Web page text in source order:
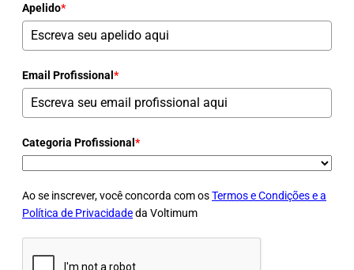
Apelido*
Email Profissional *
Categoria Profissional *
Ao se inscrever, você concorda com osTermos e Condições e a
Política de Privacidadeda Voltimum